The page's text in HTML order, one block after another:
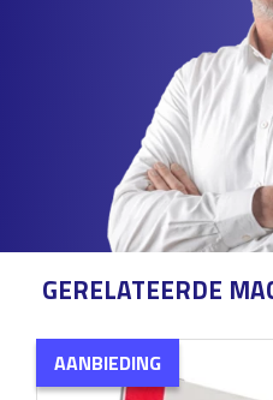
GERELATEERDE
AANBIEDING